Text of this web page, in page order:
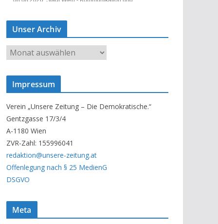
Unser Archiv
U
n
s
A
r
c
h
i
v
Impressum
Verein „Unsere Zeitung – Die Demokratische.“
Gentzgasse 17/3/4
A-1180 Wien
ZVR-Zahl: 155996041
redaktion@unsere-zeitung.at
Offenlegung nach § 25 MedienG
DSGVO
Meta